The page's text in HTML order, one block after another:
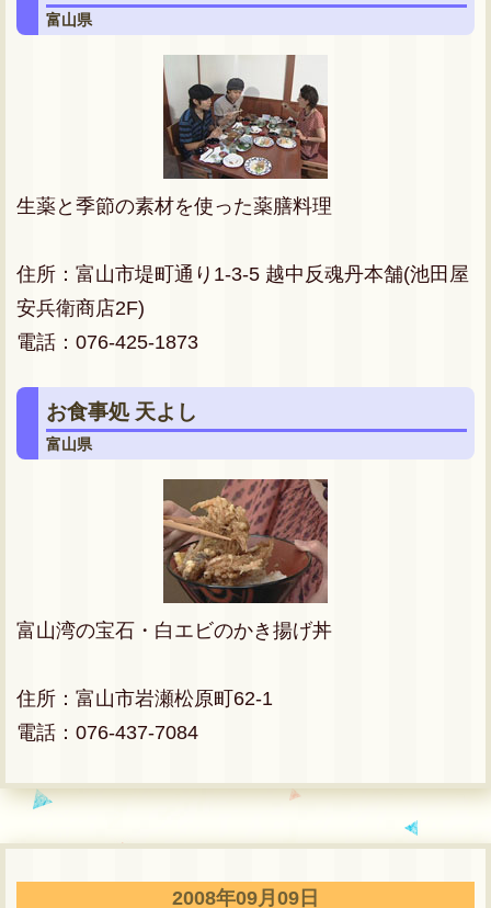
富山県
生薬と季節の素材を使った薬膳料理
住所：富山市堤町通り1-3-5 越中反魂丹本舗(池田屋
安兵衛商店2F)
電話：076-425-1873
お食事処 天よし
富山県
富山湾の宝石・白エビのかき揚げ丼
住所：富山市岩瀬松原町62-1
電話：076-437-7084
2008年09月09日